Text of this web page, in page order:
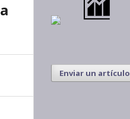
Enviar un artículo